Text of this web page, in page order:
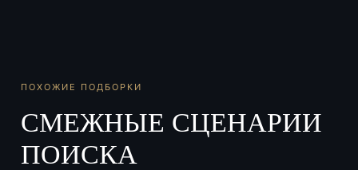
ПОХОЖИЕ ПОДБОРКИ
СМЕЖНЫЕ СЦЕНАРИИ
ПОИСКА